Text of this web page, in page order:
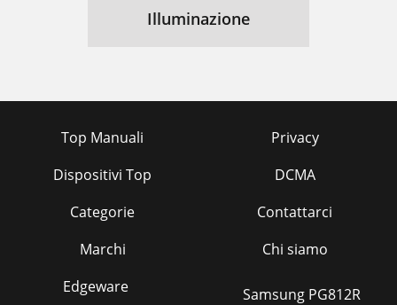
Illuminazione
Top Manuali
Dispositivi Top
Categorie
Marchi
Privacy
DCMA
Contattarci
Chi siamo
Edgeware
Samsung PG812R